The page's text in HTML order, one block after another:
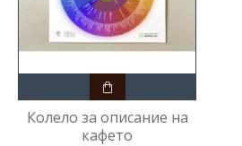
Колело за описание на
кафето